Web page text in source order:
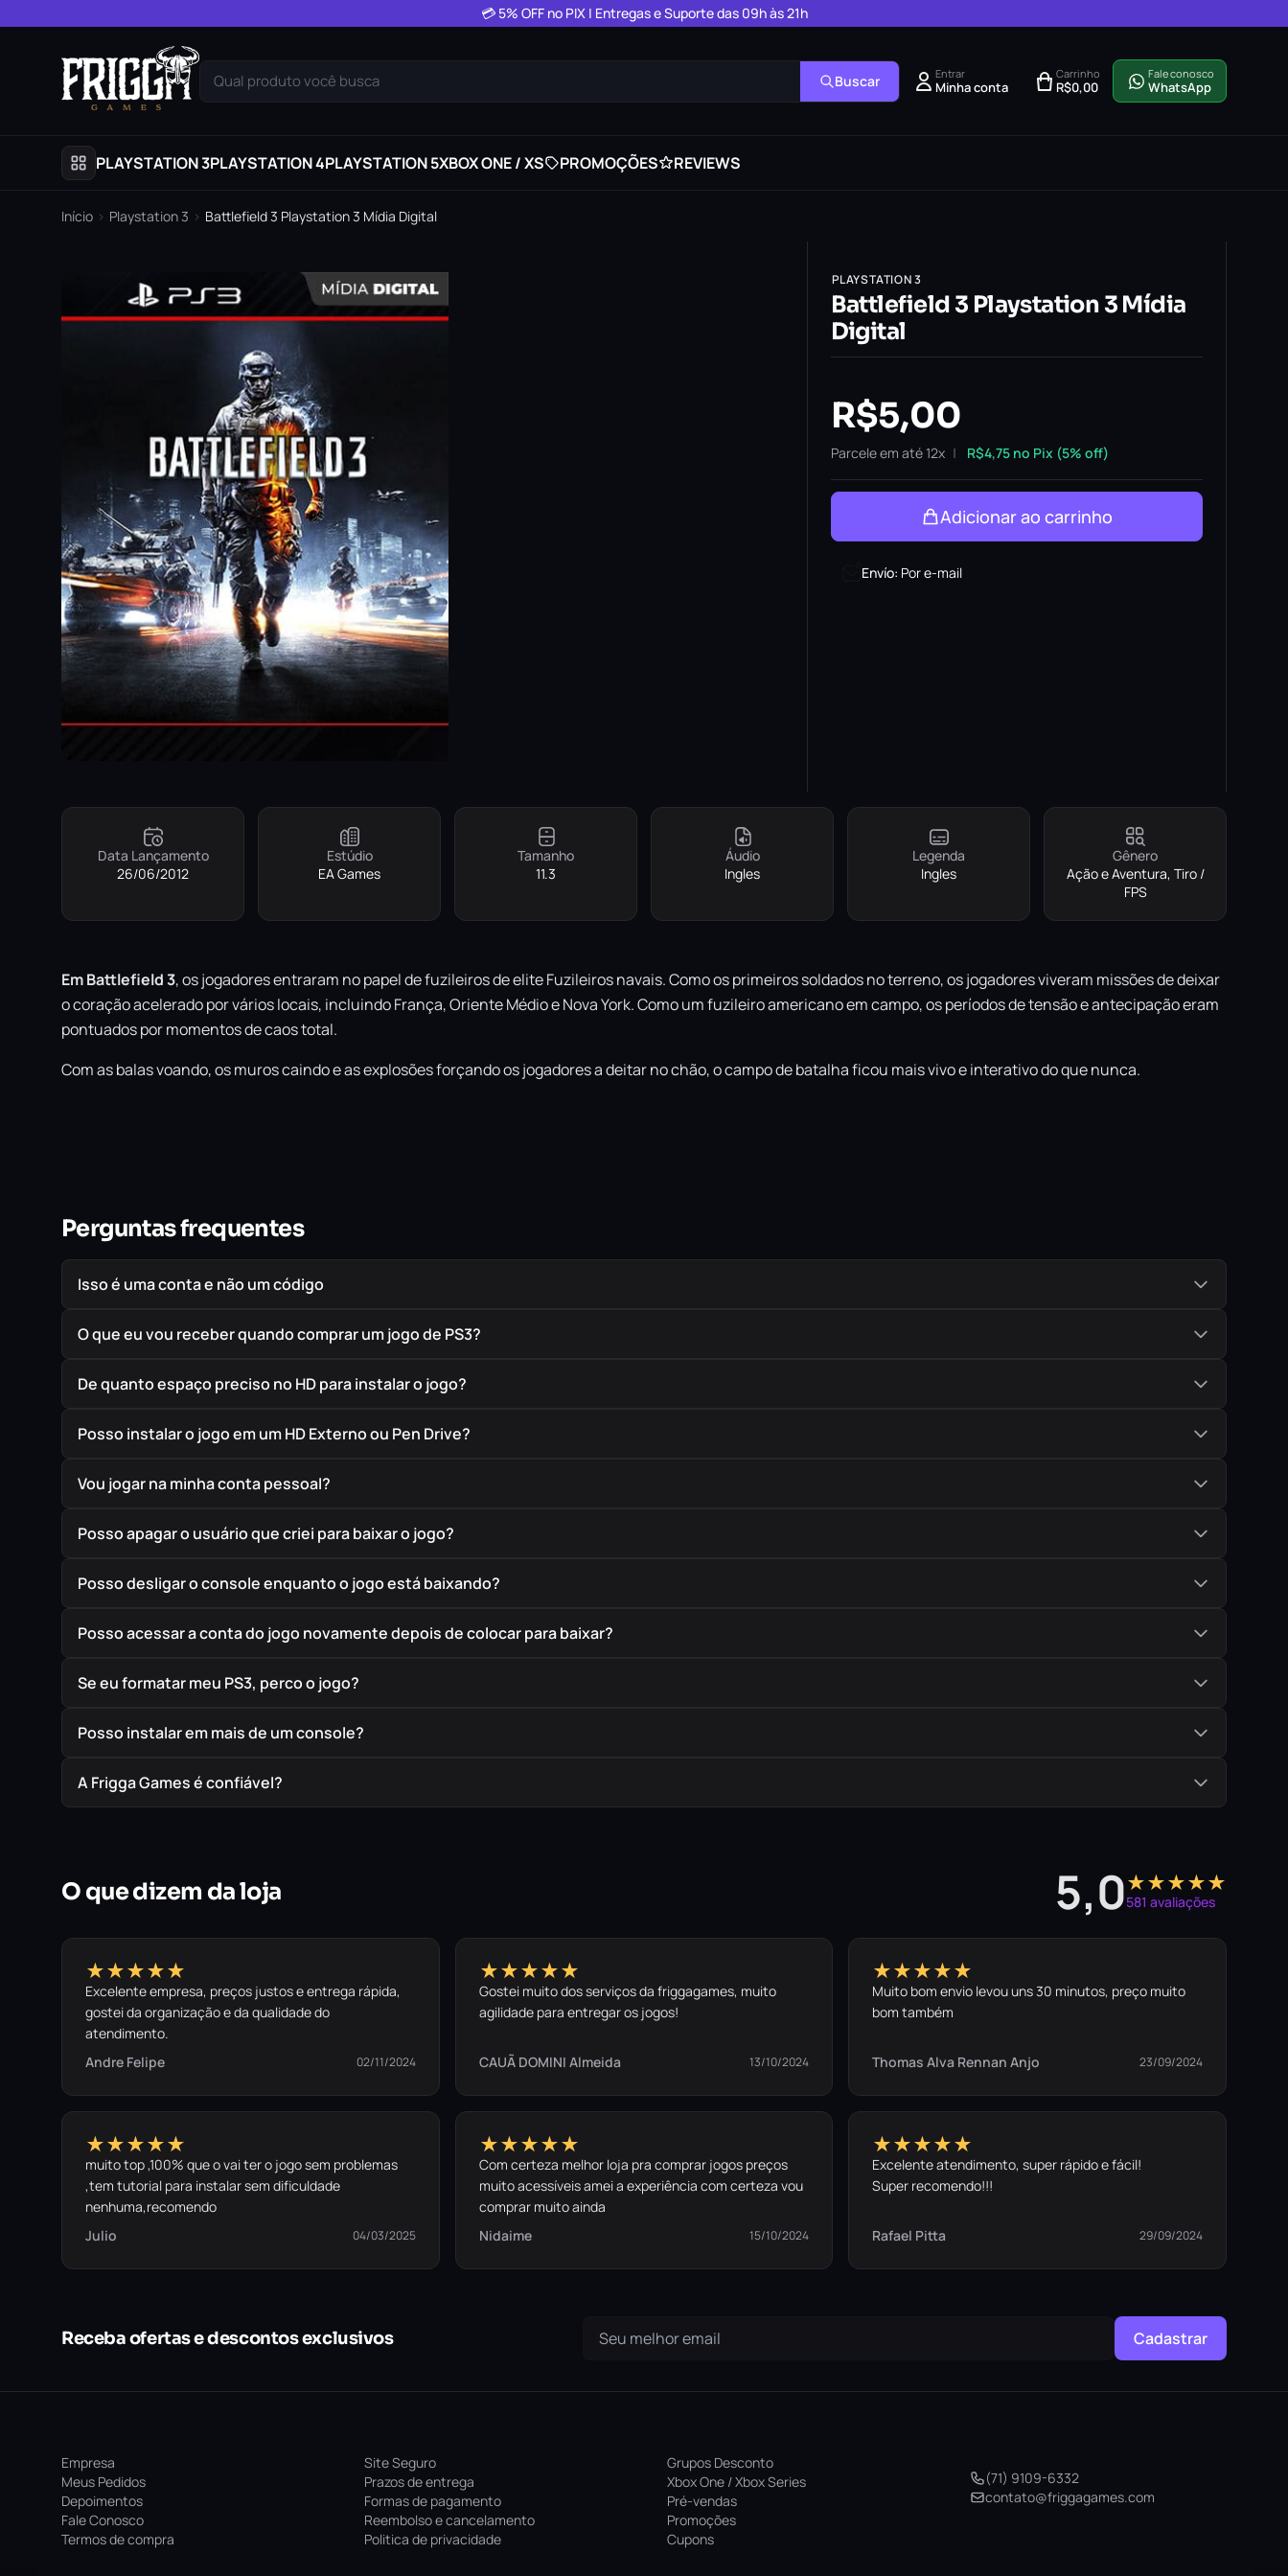
💳 5% OFF no PIX | Entregas e Suporte das 09h às 21h
Qual produto você busca Buscar Entrar
Minha conta
Carrinho
R$0,00
Fale conosco
WhatsApp
PLAYSTATION 3PLAYSTATION 4PLAYSTATION 5XBOX ONE / XS PROMOÇÕES REVIEWS
Início › Playstation 3 › Battlefield 3 Playstation 3 Mídia Digital
PLAYSTATION 3
Battlefield 3 Playstation 3 Mídia
Digital
R$5,00
Parcele em até 12x R$4,75no Pix (5% off)
Adicionar ao carrinho
Envío: Por e-mail
Data Lançamento
26/06/2012
Estúdio
EA Games
Tamanho
11.3
Áudio
Ingles
Legenda
Ingles
Gênero
Ação e Aventura, Tiro /
FPS
Em Battlefield 3, os jogadores entraram no papel de fuzileiros de elite Fuzileiros navais. Como os primeiros soldados no terreno, os jogadores viveram missões de deixar
o coração acelerado por vários locais, incluindo França, Oriente Médio e Nova York. Como um fuzileiro americano em campo, os períodos de tensão e antecipação eram
pontuados por momentos de caos total.
Com as balas voando, os muros caindo e as explosões forçando os jogadores a deitar no chão, o campo de batalha ficou mais vivo e interativo do que nunca.
Perguntas frequentes
Isso é uma conta e não um código
O que eu vou receber quando comprar um jogo de PS3?
De quanto espaço preciso no HD para instalar o jogo?
Posso instalar o jogo em um HD Externo ou Pen Drive?
Vou jogar na minha conta pessoal?
Posso apagar o usuário que criei para baixar o jogo?
Posso desligar o console enquanto o jogo está baixando?
Posso acessar a conta do jogo novamente depois de colocar para baixar?
Se eu formatar meu PS3, perco o jogo?
Posso instalar em mais de um console?
A Frigga Games é confiável?
O que dizem da loja 5,0★★★★★
581 avaliações
★★★★★
Excelente empresa, preços justos e entrega rápida,
gostei da organização e da qualidade do
atendimento.
Andre Felipe
02/11/2024
★★★★★
Gostei muito dos serviços da friggagames, muito
agilidade para entregar os jogos!
CAUÃ DOMINI Almeida 13/10/2024
★★★★★
Muito bom envio levou uns 30 minutos, preço muito
bom também
Thomas Alva Rennan Anjo 23/09/2024
★★★★★
muito top ,100% que o vai ter o jogo sem problemas
,tem tutorial para instalar sem dificuldade
nenhuma,recomendo
Julio
04/03/2025
★★★★★
Com certeza melhor loja pra comprar jogos preços
muito acessíveis amei a experiência com certeza vou
comprar muito ainda
Nidaime
15/10/2024
★★★★★
Excelente atendimento, super rápido e fácil!
Super recomendo!!!
Rafael Pitta 29/09/2024
Receba ofertas e descontos exclusivos Cadastrar
Empresa
Meus Pedidos
Depoimentos
Fale Conosco
Termos de compra
Site Seguro
Prazos de entrega
Formas de pagamento
Reembolso e cancelamento
Politica de privacidade
Grupos Desconto
Xbox One / Xbox Series
Pré-vendas
Promoções
Cupons
(71) 9109-6332
contato@friggagames.com